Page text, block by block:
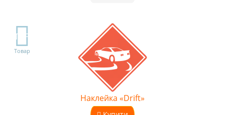
TOP
Товар
Наклейка «Drift»